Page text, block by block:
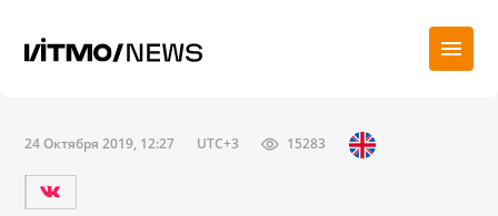
24 Октября 2019, 12:27 UTC+3 15283